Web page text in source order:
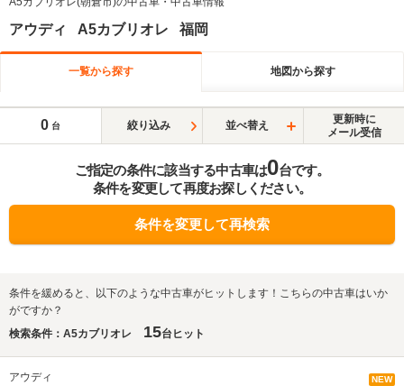
アウディ A5カブリオレ 福岡
一覧から探す 地図から探す
0 台 絞り込み 並べ替え
更新時に
メール受信
ご指定の条件に該当する中古車は0台です。
条件を変更して再度お探しください。
条件を変更して再検索
条件を緩めると、以下のような中古車がヒットします！こちらの中古車はいか
がですか？
検索条件：A5カブリオレ
15台ヒット
アウディ NEW